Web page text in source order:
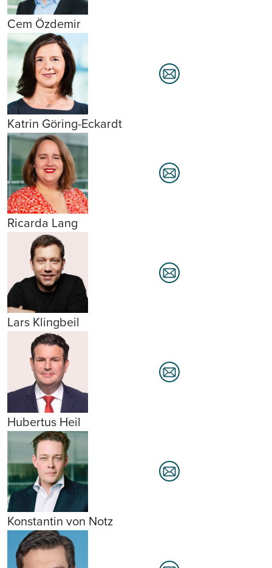
Cem Özdemir
Katrin Göring-Eckardt
Ricarda Lang
Lars Klingbeil
Hubertus Heil
Konstantin von Notz